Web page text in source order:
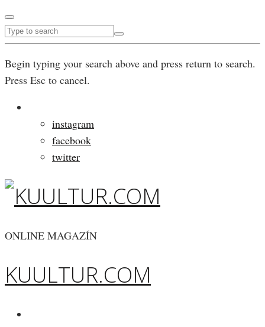
Begin typing your search above and press return to search.
Press Esc to cancel.
instagram
facebook
twitter
ONLINE MAGAZÍN
KUULTUR.COM